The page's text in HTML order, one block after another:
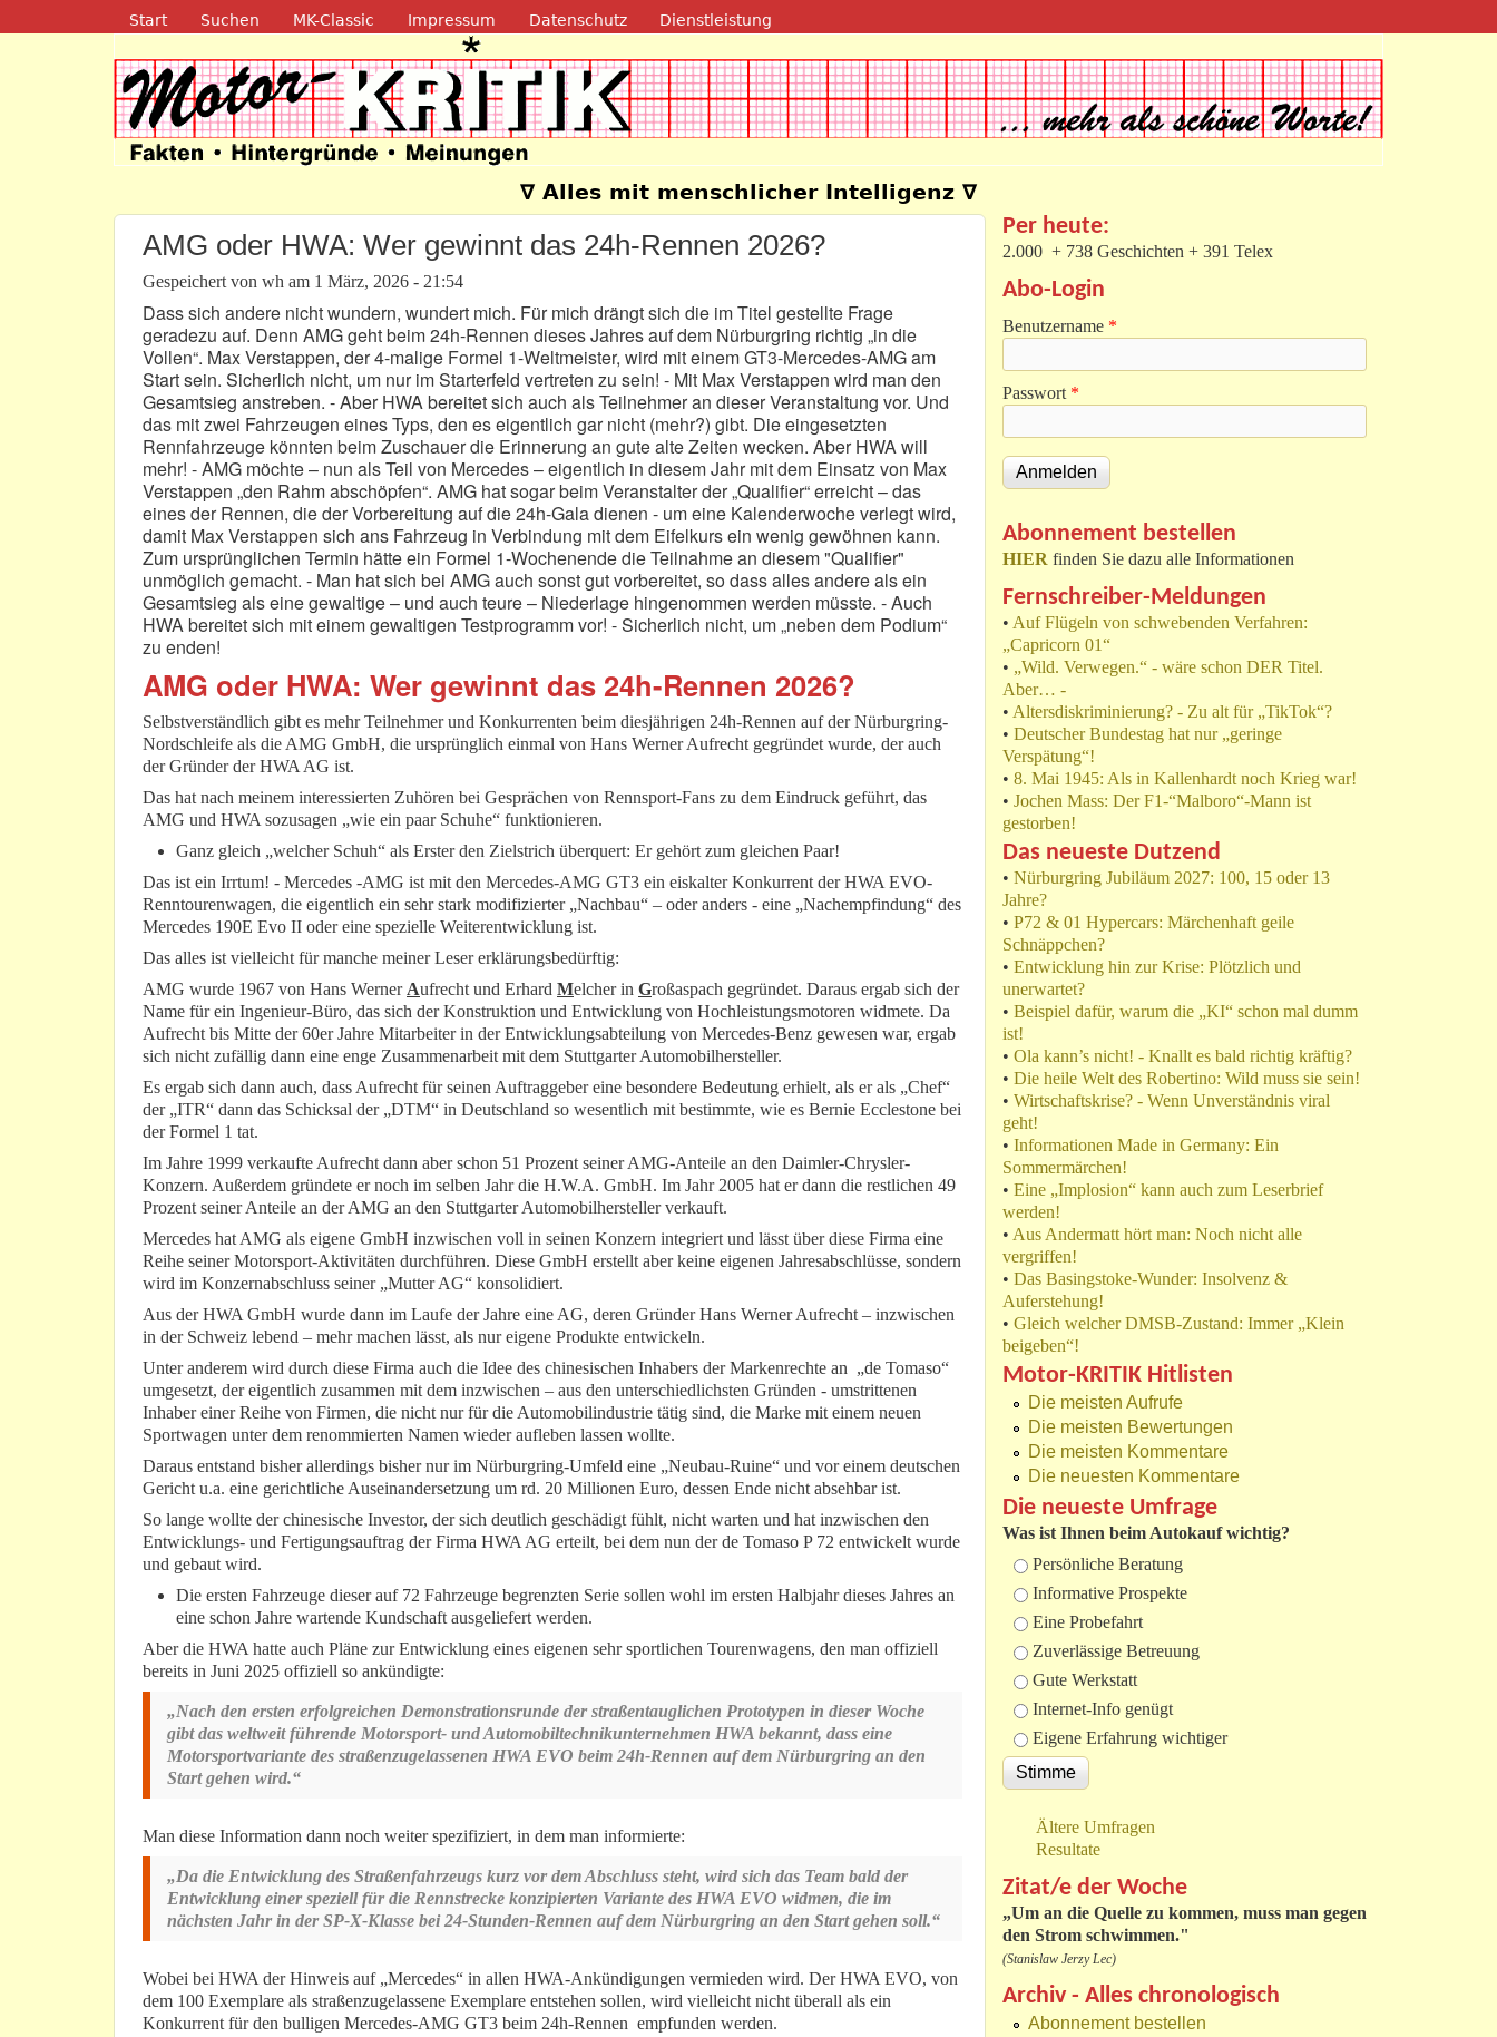
Direkt zum Inhalt
Navigation
Start Suchen MK-Classic Impressum Datenschutz Dienstleistung
Motor-Kritik.de∇ Alles mit menschlicher Intelligenz ∇
AMG oder HWA: Wer gewinnt das 24h-Rennen 2026?
Gespeichert von wh am 1 März, 2026 - 21:54
Dass sich andere nicht wundern, wundert mich. Für mich drängt sich die im Titel gestellte Frage
geradezu auf. Denn AMG geht beim 24h-Rennen dieses Jahres auf dem Nürburgring richtig „in die
Vollen“. Max Verstappen, der 4-malige Formel 1-Weltmeister, wird mit einem GT3-Mercedes-AMG am
Start sein. Sicherlich nicht, um nur im Starterfeld vertreten zu sein! - Mit Max Verstappen wird man den
Gesamtsieg anstreben. - Aber HWA bereitet sich auch als Teilnehmer an dieser Veranstaltung vor. Und
das mit zwei Fahrzeugen eines Typs, den es eigentlich gar nicht (mehr?) gibt. Die eingesetzten
Rennfahrzeuge könnten beim Zuschauer die Erinnerung an gute alte Zeiten wecken. Aber HWA will
mehr! - AMG möchte – nun als Teil von Mercedes – eigentlich in diesem Jahr mit dem Einsatz von Max
Verstappen „den Rahm abschöpfen“. AMG hat sogar beim Veranstalter der „Qualifier“ erreicht – das
eines der Rennen, die der Vorbereitung auf die 24h-Gala dienen - um eine Kalenderwoche verlegt wird,
damit Max Verstappen sich ans Fahrzeug in Verbindung mit dem Eifelkurs ein wenig gewöhnen kann.
Zum ursprünglichen Termin hätte ein Formel 1-Wochenende die Teilnahme an diesem "Qualifier"
unmöglich gemacht. - Man hat sich bei AMG auch sonst gut vorbereitet, so dass alles andere als ein
Gesamtsieg als eine gewaltige – und auch teure – Niederlage hingenommen werden müsste. - Auch
HWA bereitet sich mit einem gewaltigen Testprogramm vor! - Sicherlich nicht, um „neben dem Podium“
zu enden!
AMG oder HWA: Wer gewinnt das 24h-Rennen 2026?
Selbstverständlich gibt es mehr Teilnehmer und Konkurrenten beim diesjährigen 24h-Rennen auf der Nürburgring-
Nordschleife als die AMG GmbH, die ursprünglich einmal von Hans Werner Aufrecht gegründet wurde, der auch
der Gründer der HWA AG ist.
Das hat nach meinem interessierten Zuhören bei Gesprächen von Rennsport-Fans zu dem Eindruck geführt, das
AMG und HWA sozusagen „wie ein paar Schuhe“ funktionieren.
Ganz gleich „welcher Schuh“ als Erster den Zielstrich überquert: Er gehört zum gleichen Paar!
Das ist ein Irrtum! - Mercedes -AMG ist mit den Mercedes-AMG GT3 ein eiskalter Konkurrent der HWA EVO-
Renntourenwagen, die eigentlich ein sehr stark modifizierter „Nachbau“ – oder anders - eine „Nachempfindung“ des
Mercedes 190E Evo II oder eine spezielle Weiterentwicklung ist.
Das alles ist vielleicht für manche meiner Leser erklärungsbedürftig:
AMG wurde 1967 von Hans Werner Aufrecht und Erhard Melcher in Großaspach gegründet. Daraus ergab sich der
Name für ein Ingenieur-Büro, das sich der Konstruktion und Entwicklung von Hochleistungsmotoren widmete. Da
Aufrecht bis Mitte der 60er Jahre Mitarbeiter in der Entwicklungsabteilung von Mercedes-Benz gewesen war, ergab
sich nicht zufällig dann eine enge Zusammenarbeit mit dem Stuttgarter Automobilhersteller.
Es ergab sich dann auch, dass Aufrecht für seinen Auftraggeber eine besondere Bedeutung erhielt, als er als „Chef“
der „ITR“ dann das Schicksal der „DTM“ in Deutschland so wesentlich mit bestimmte, wie es Bernie Ecclestone bei
der Formel 1 tat.
Im Jahre 1999 verkaufte Aufrecht dann aber schon 51 Prozent seiner AMG-Anteile an den Daimler-Chrysler-
Konzern. Außerdem gründete er noch im selben Jahr die H.W.A. GmbH. Im Jahr 2005 hat er dann die restlichen 49
Prozent seiner Anteile an der AMG an den Stuttgarter Automobilhersteller verkauft.
Mercedes hat AMG als eigene GmbH inzwischen voll in seinen Konzern integriert und lässt über diese Firma eine
Reihe seiner Motorsport-Aktivitäten durchführen. Diese GmbH erstellt aber keine eigenen Jahresabschlüsse, sondern
wird im Konzernabschluss seiner „Mutter AG“ konsolidiert.
Aus der HWA GmbH wurde dann im Laufe der Jahre eine AG, deren Gründer Hans Werner Aufrecht – inzwischen
in der Schweiz lebend – mehr machen lässt, als nur eigene Produkte entwickeln.
Unter anderem wird durch diese Firma auch die Idee des chinesischen Inhabers der Markenrechte an „de Tomaso“
umgesetzt, der eigentlich zusammen mit dem inzwischen – aus den unterschiedlichsten Gründen - umstrittenen
Inhaber einer Reihe von Firmen, die nicht nur für die Automobilindustrie tätig sind, die Marke mit einem neuen
Sportwagen unter dem renommierten Namen wieder aufleben lassen wollte.
Daraus entstand bisher allerdings bisher nur im Nürburgring-Umfeld eine „Neubau-Ruine“ und vor einem deutschen
Gericht u.a. eine gerichtliche Auseinandersetzung um rd. 20 Millionen Euro, dessen Ende nicht absehbar ist.
So lange wollte der chinesische Investor, der sich deutlich geschädigt fühlt, nicht warten und hat inzwischen den
Entwicklungs- und Fertigungsauftrag der Firma HWA AG erteilt, bei dem nun der de Tomaso P 72 entwickelt wurde
und gebaut wird.
Die ersten Fahrzeuge dieser auf 72 Fahrzeuge begrenzten Serie sollen wohl im ersten Halbjahr dieses Jahres an
eine schon Jahre wartende Kundschaft ausgeliefert werden.
Aber die HWA hatte auch Pläne zur Entwicklung eines eigenen sehr sportlichen Tourenwagens, den man offiziell
bereits in Juni 2025 offiziell so ankündigte:
„Nach den ersten erfolgreichen Demonstrationsrunde der straßentauglichen Prototypen in dieser Woche
gibt das weltweit führende Motorsport- und Automobiltechnikunternehmen HWA bekannt, dass eine
Motorsportvariante des straßenzugelassenen HWA EVO beim 24h-Rennen auf dem Nürburgring an den
Start gehen wird.“
Man diese Information dann noch weiter spezifiziert, in dem man informierte:
„Da die Entwicklung des Straßenfahrzeugs kurz vor dem Abschluss steht, wird sich das Team bald der
Entwicklung einer speziell für die Rennstrecke konzipierten Variante des HWA EVO widmen, die im
nächsten Jahr in der SP-X-Klasse bei 24-Stunden-Rennen auf dem Nürburgring an den Start gehen soll.“
Wobei bei HWA der Hinweis auf „Mercedes“ in allen HWA-Ankündigungen vermieden wird. Der HWA EVO, von
dem 100 Exemplare als straßenzugelassene Exemplare entstehen sollen, wird vielleicht nicht überall als ein
Konkurrent für den bulligen Mercedes-AMG GT3 beim 24h-Rennen empfunden werden.
Per heute:
2.000 + 738 Geschichten + 391 Telex
Abo-Login
Benutzername *
Passwort *
Abonnement bestellen
HIER finden Sie dazu alle Informationen
Fernschreiber-Meldungen
• Auf Flügeln von schwebenden Verfahren:
„Capricorn 01“
• „Wild. Verwegen.“ - wäre schon DER Titel.
Aber… -
• Altersdiskriminierung? - Zu alt für „TikTok“?
• Deutscher Bundestag hat nur „geringe
Verspätung“!
• 8. Mai 1945: Als in Kallenhardt noch Krieg war!
• Jochen Mass: Der F1-“Malboro“-Mann ist
gestorben!
Das neueste Dutzend
• Nürburgring Jubiläum 2027: 100, 15 oder 13
Jahre?
• P72 & 01 Hypercars: Märchenhaft geile
Schnäppchen?
• Entwicklung hin zur Krise: Plötzlich und
unerwartet?
• Beispiel dafür, warum die „KI“ schon mal dumm
ist!
• Ola kann’s nicht! - Knallt es bald richtig kräftig?
• Die heile Welt des Robertino: Wild muss sie sein!
• Wirtschaftskrise? - Wenn Unverständnis viral
geht!
• Informationen Made in Germany: Ein
Sommermärchen!
• Eine „Implosion“ kann auch zum Leserbrief
werden!
• Aus Andermatt hört man: Noch nicht alle
vergriffen!
• Das Basingstoke-Wunder: Insolvenz &
Auferstehung!
• Gleich welcher DMSB-Zustand: Immer „Klein
beigeben“!
Motor-KRITIK Hitlisten
Die meisten Aufrufe
Die meisten Bewertungen
Die meisten Kommentare
Die neuesten Kommentare
Die neueste Umfrage
Was ist Ihnen beim Autokauf wichtig?
Auswahlmöglichkeiten
Persönliche Beratung
Informative Prospekte
Eine Probefahrt
Zuverlässige Betreuung
Gute Werkstatt
Internet-Info genügt
Eigene Erfahrung wichtiger
Ältere Umfragen
Resultate
Zitat/e der Woche
„Um an die Quelle zu kommen, muss man gegen
den Strom schwimmen."
(Stanislaw Jerzy Lec)
Archiv - Alles chronologisch
Abonnement bestellen